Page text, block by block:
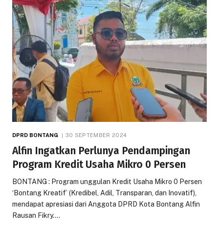
DPRD BONTANG 30 SEPTEMBER 2024
Alfin Ingatkan Perlunya Pendampingan
Program Kredit Usaha Mikro 0 Persen
BONTANG : Program unggulan Kredit Usaha Mikro 0 Persen
‘Bontang Kreatif’ (Kredibel, Adil, Transparan, dan Inovatif),
mendapat apresiasi dari Anggota DPRD Kota Bontang Alfin
Rausan Fikry.…